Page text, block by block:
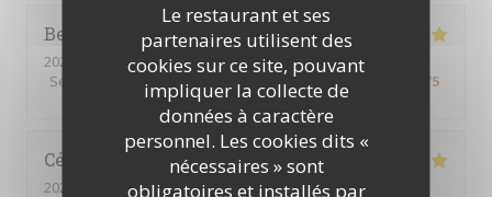
Le restaurant et ses
partenaires utilisent des
cookies sur ce site, pouvant
impliquer la collecte de
données à caractère
personnel. Les cookies dits «
nécessaires » sont
obligatoires et installés par
Bernard
2026-08-08
- 19:00 - Couverts 2
Service
Ambiance Cuisine /5 Qualité / Prix /5
Céline
2026-08-07
- 20:00 - Couverts 4